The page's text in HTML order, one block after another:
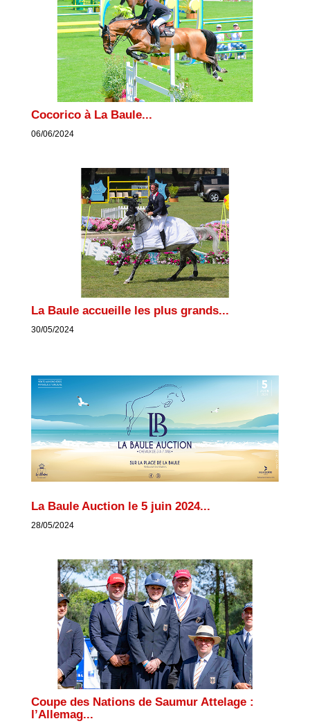
Cocorico à La Baule...
06/06/2024
La Baule accueille les plus grands...
30/05/2024
La Baule Auction le 5 juin 2024...
28/05/2024
Coupe des Nations de Saumur Attelage :
l’Allemag...